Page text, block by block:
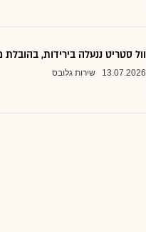
וול סטריט ננעלה בירידות,
13.07.2026 שירות גלובס